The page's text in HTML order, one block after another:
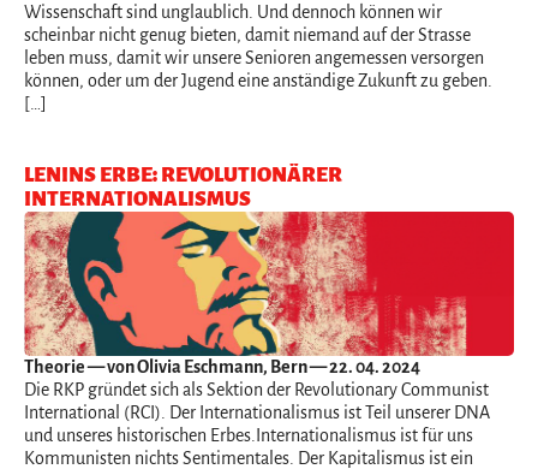
Wissenschaft sind unglaublich. Und dennoch können wir
scheinbar nicht genug bieten, damit niemand auf der Strasse
leben muss, damit wir unsere Senioren angemessen versorgen
können, oder um der Jugend eine anständige Zukunft zu geben.
[…]
LENINS ERBE: REVOLUTIONÄRER
INTERNATIONALISMUS
Theorie— von Olivia Eschmann, Bern — 22. 04. 2024
Die RKP gründet sich als Sektion der Revolutionary Communist
International (RCI). Der Internationalismus ist Teil unserer DNA
und unseres historischen Erbes.Internationalismus ist für uns
Kommunisten nichts Sentimentales. Der Kapitalismus ist ein